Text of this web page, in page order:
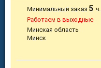
Минимальный заказ5ч.
Работаем в выходные
Минская область
Минск